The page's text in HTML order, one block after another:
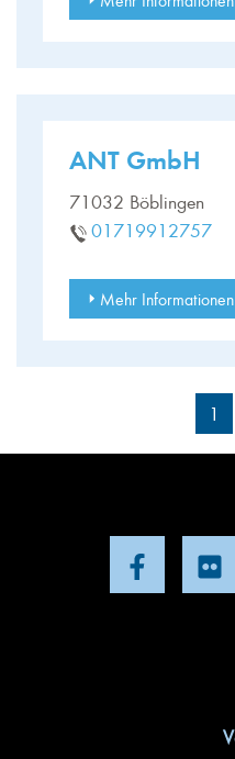
ANT GmbH
Mehr Informationen
71032 Böblingen
01719912757
1